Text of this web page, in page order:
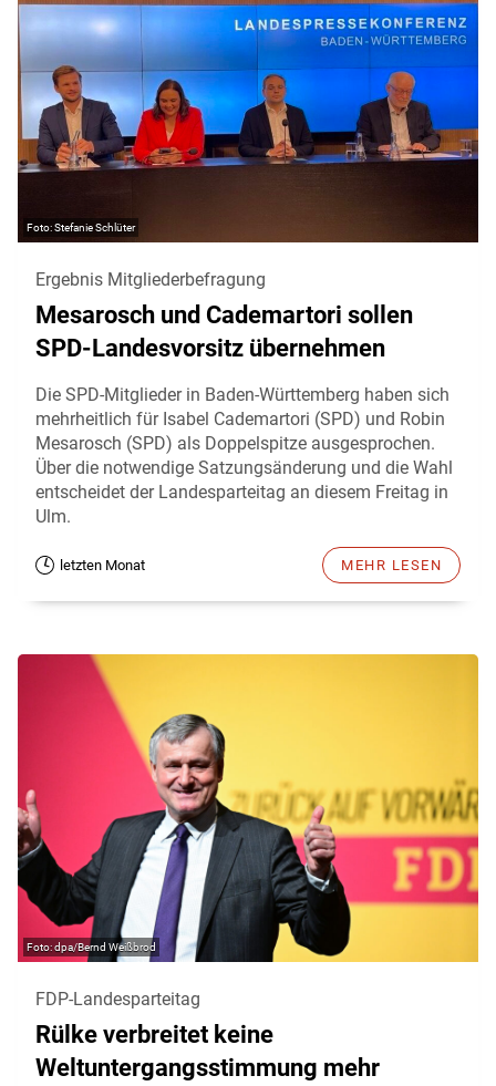
Stefanie Schlüter
Ergebnis Mitgliederbefragung
Mesarosch und Cademartori sollen
SPD-Landesvorsitz übernehmen
Die SPD-Mitglieder in Baden-Württemberg haben sich
mehrheitlich für Isabel Cademartori (SPD) und Robin
Mesarosch (SPD) als Doppelspitze ausgesprochen.
Über die notwendige Satzungsänderung und die Wahl
entscheidet der Landesparteitag an diesem Freitag in
Ulm.
letzten Monat MEHR LESEN
dpa/Bernd Weißbrod
FDP-Landesparteitag
Rülke verbreitet keine
Weltuntergangsstimmung mehr